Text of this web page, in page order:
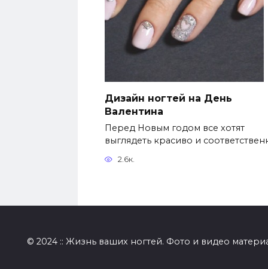
Дизайн ногтей на День
Валентина
Перед Новым годом все хотят
выглядеть красиво и
2.6к.
© 2024 :: Жизнь ваших ногтей. Фото и видео